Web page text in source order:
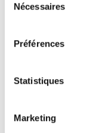
Nécessaires
Préférences
Statistiques
Marketing